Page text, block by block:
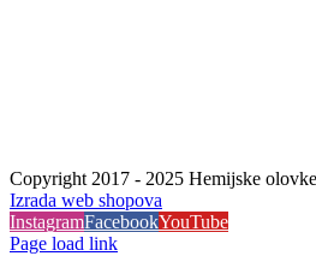
Copyright 2017 - 2025 Hemijske
Izrada web shopova
InstagramFacebookYouTube
Page load link